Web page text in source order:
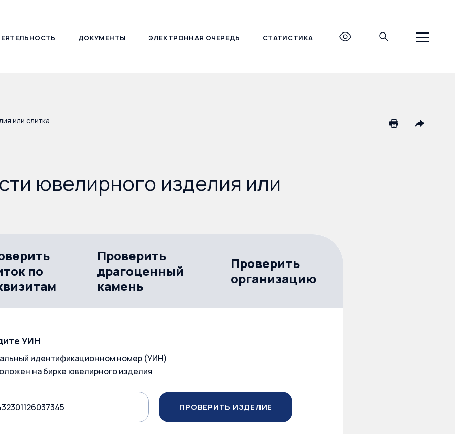
ДОКУМЕНТЫ ЭЛЕКТРОННАЯ ОЧЕРЕДЬ СТАТИСТИКА
+7 (495) 690-27-27
или слитка
ювелирного изделия или
по
Проверить
драгоценный
камень
Проверить
организацию
УИН
идентификационном номер (УИН)
на бирке ювелирного изделия
ПРОВЕРИТЬ ИЗДЕЛИЕ